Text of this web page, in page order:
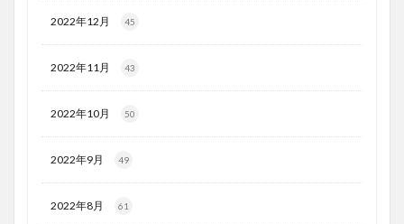
2022年12月 45
2022年11月 43
2022年10月 50
2022年9月 49
2022年8月 61